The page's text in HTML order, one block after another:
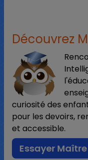
Découvrez
curiosité des
pour les devoirs,
et accessible.
Essayer